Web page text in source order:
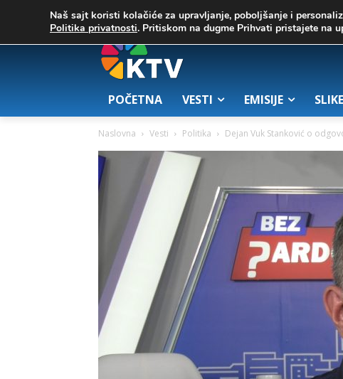
25.7 Zrenjanin 02. август 2026.
POČETNA VESTI EMISIJE SLIKE
Naslovna Vesti Politika Dejan Vuk Stanković o
Naš sajt koristi kolačiće za upravljanje, poboljšanje i
Politika privatnosti. Pritiskom na dugme Prihvati pristajete na